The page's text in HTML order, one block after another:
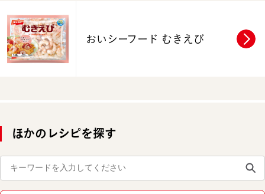
おいシーフード むきえび
ほかのレシピを探す